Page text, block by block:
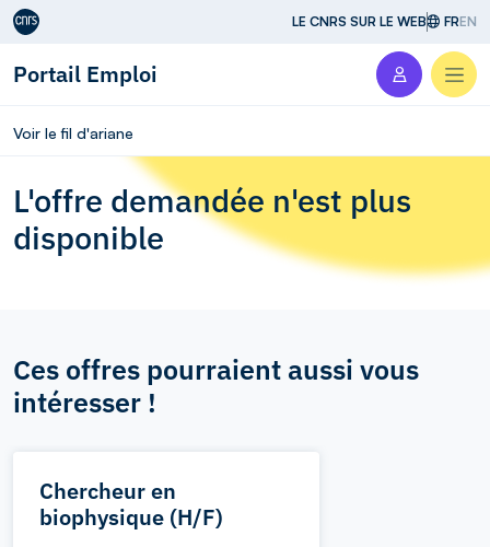
Aller au contenu LE CNRS SUR LE WEB FREN
Portail Emploi
Voir le fil d'ariane
L'offre demandée n'est plus
disponible
Ces offres pourraient aussi vous
intéresser !
Chercheur en
biophysique (H/F)